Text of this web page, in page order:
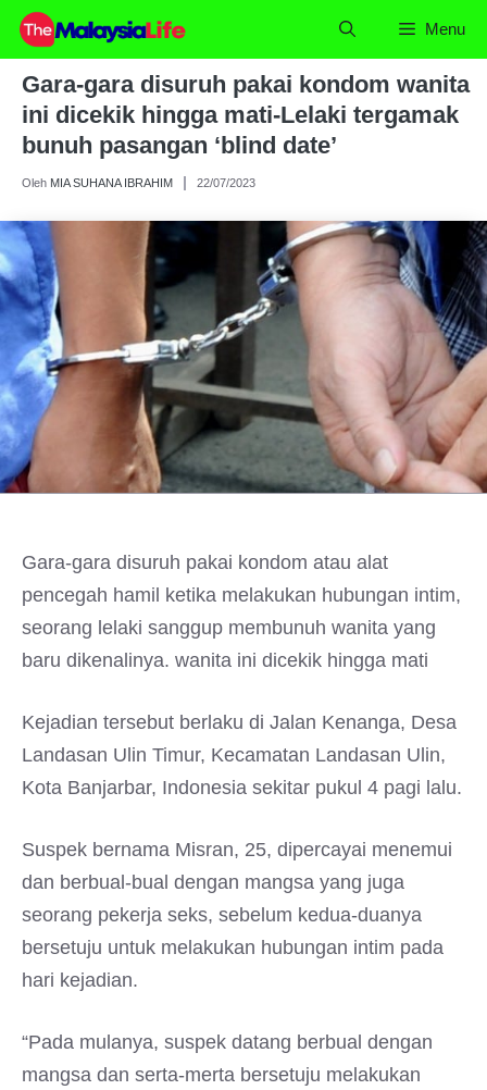
Skip
content
Menu
Gara-gara disuruh pakai kondom wanita
ini dicekik hingga mati-Lelaki tergamak
bunuh pasangan ‘blind date’
Oleh MIA SUHANA IBRAHIM 22/07/2023
Gara-gara disuruh pakai kondom atau alat
pencegah hamil ketika melakukan hubungan intim,
seorang lelaki sanggup membunuh wanita yang
baru dikenalinya. wanita ini dicekik hingga mati
Kejadian tersebut berlaku di Jalan Kenanga, Desa
Landasan Ulin Timur, Kecamatan Landasan Ulin,
Kota Banjarbar, Indonesia sekitar pukul 4 pagi lalu.
Suspek bernama Misran, 25, dipercayai menemui
dan berbual-bual dengan mangsa yang juga
seorang pekerja seks, sebelum kedua-duanya
bersetuju untuk melakukan hubungan intim pada
hari kejadian.
“Pada mulanya, suspek datang berbual dengan
mangsa dan serta-merta bersetuju melakukan